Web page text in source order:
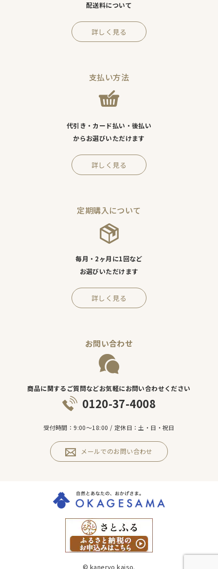
配送料について
詳しく見る
支払い方法
代引き・カード払い・後払い
からお選びいただけます
詳しく見る
定期購入について
毎月・2ヶ月に1回など
お選びいただけます
詳しく見る
お問い合わせ
商品に関するご質問などお気軽にお問い合わせください
0120-37-4008
受付時間：9:00～18:00 / 定休日：土・日・祝日
メールでのお問い合わせ
© kaneryo kaiso.